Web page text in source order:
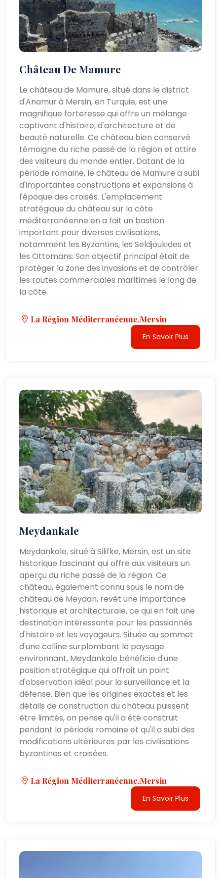
Château De Mamure
Le château de Mamure, situé dans le district
d'Anamur à Mersin, en Turquie, est une
magnifique forteresse qui offre un mélange
captivant d'histoire, d'architecture et de
beauté naturelle. Ce château bien conservé
témoigne du riche passé de la région et attire
des visiteurs du monde entier. Datant de la
période romaine, le château de Mamure a subi
d'importantes constructions et expansions à
l'époque des croisés. L'emplacement
stratégique du château sur la côte
méditerranéenne en a fait un bastion
important pour diverses civilisations,
notamment les Byzantins, les Seldjoukides et
les Ottomans. Son objectif principal était de
protéger la zone des invasions et de contrôler
les routes commerciales maritimes le long de
la côte.
La Région Méditerranéenne,Mersin
En Savoir Plus
Meydankale
Meydankale, situé à Silifke, Mersin, est un site
historique fascinant qui offre aux visiteurs un
aperçu du riche passé de la région. Ce
château, également connu sous le nom de
château de Meydan, revêt une importance
historique et architecturale, ce qui en fait une
destination intéressante pour les passionnés
d'histoire et les voyageurs. Située au sommet
d'une colline surplombant le paysage
environnant, Meydankale bénéficie d'une
position stratégique qui offrait un point
d'observation idéal pour la surveillance et la
défense. Bien que les origines exactes et les
détails de construction du château puissent
être limités, on pense qu'il a été construit
pendant la période romaine et qu'il a subi des
modifications ultérieures par les civilisations
byzantines et croisées.
La Région Méditerranéenne,Mersin
En Savoir Plus